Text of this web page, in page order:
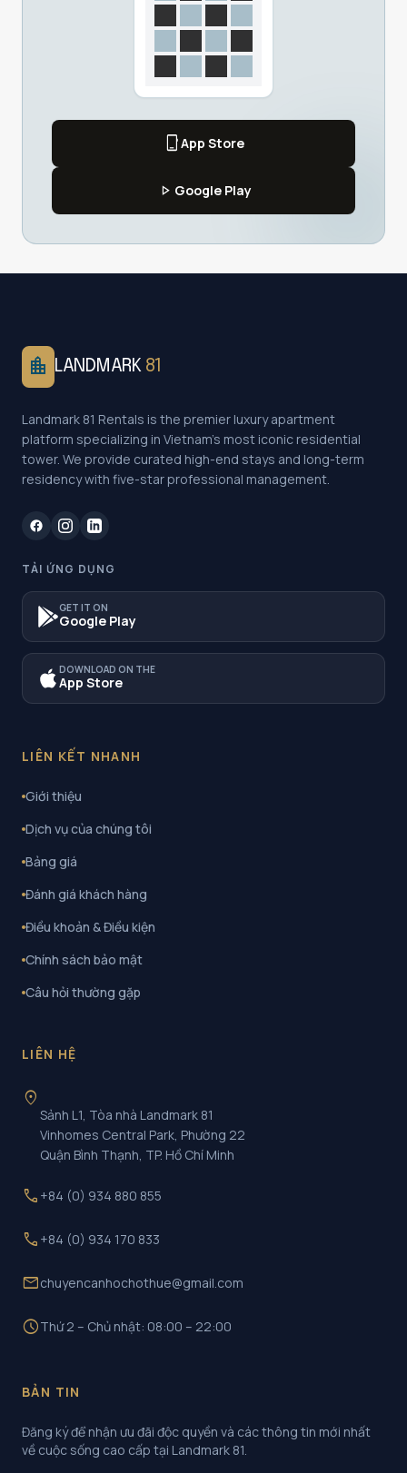
phone_iphoneApp Store
play_arrow Google Play
location_city LANDMARK 81
Landmark 81 Rentals is the premier luxury apartment
platform specializing in Vietnam's most iconic residential
tower. We provide curated high-end stays and long-term
residency with five-star professional management.
TẢI ỨNG DỤNG
GET IT ON
Google Play
DOWNLOAD ON THE
App Store
LIÊN KẾT NHANH
Giới thiệu
Dịch vụ của chúng tôi
Bảng giá
Đánh giá khách hàng
Điều khoản & Điều kiện
Chính sách bảo mật
Câu hỏi thường gặp
LIÊN HỆ
location_on
Sảnh L1, Tòa nhà Landmark 81
Vinhomes Central Park, Phường 22
Quận Bình Thạnh, TP. Hồ Chí Minh
call +84 (0) 934 880 855
call +84 (0) 934 170 833
mailchuyencanhochothue@gmail.com
scheduleThứ 2 – Chủ nhật: 08:00 – 22:00
BẢN TIN
Đăng ký để nhận ưu đãi độc quyền và các thông tin mới nhất
về cuộc sống cao cấp tại Landmark 81.